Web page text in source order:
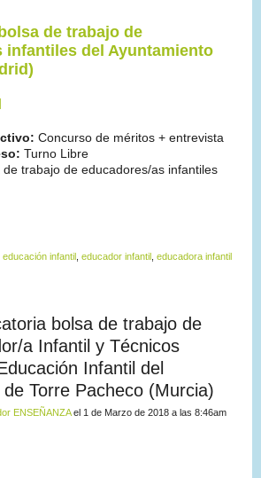
de trabajo de
infantiles del Ayuntamiento
Concurso de méritos + entrevista
Turno Libre
de trabajo de educadores/as infantiles
educación infantil educador infantil educadora infantil
bolsa de trabajo de
a Infantil y Técnicos
Infantil del
Torre Pacheco (Murcia)
ENSEÑANZAel 1 de Marzo de 2018 a las 8:46am